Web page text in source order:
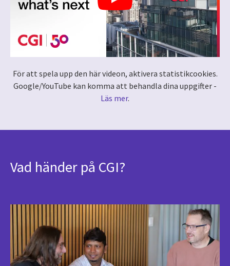
För att spela upp den här videon, aktivera statistikcookies.
Google/YouTube kan komma att behandla dina uppgifter -
Läs mer.
Vad händer på CGI?